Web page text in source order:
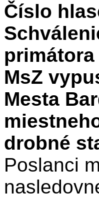
Číslo
MsZ
Mesta
drobné
Poslanci